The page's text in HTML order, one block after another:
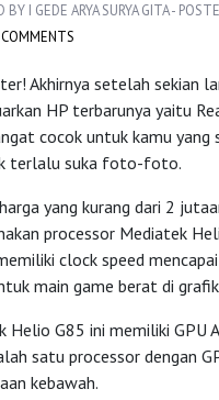
BY I GEDE ARYA SURYA GITA -
Akhirnya setelah sekian
HP terbarunya yaitu
cocok untuk kamu yang
terlalu suka foto-foto.
yang kurang dari 2
processor Mediatek
clock speed
main game berat di
Helio G85 ini memiliki GPU
satu processor dengan
kebawah.